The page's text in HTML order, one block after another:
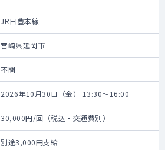
JR日豊本線
宮崎県延岡市
不問
2026年10月30日（金） 13:30～16:00
30,000円/回（税込・交通費別）
別途3,000円支給